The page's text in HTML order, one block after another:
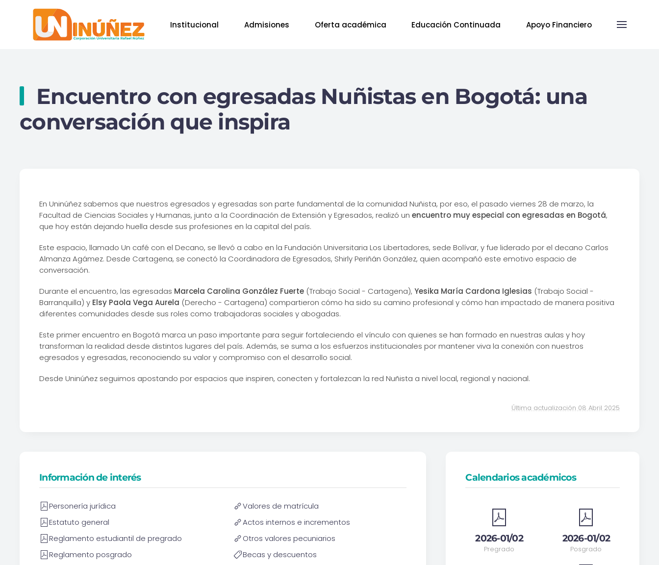
Skip to main content Institucional Admisiones Oferta académica Educación Continuada Apoyo Financiero
Encuentro con egresadas Nuñistas en Bogotá: una
conversación que inspira
En Uninúñez sabemos que nuestros egresados y egresadas son parte fundamental de la comunidad Nuñista, por eso, el pasado viernes 28 de marzo, la
Facultad de Ciencias Sociales y Humanas, junto a la Coordinación de Extensión y Egresados, realizó un encuentro muy especial con egresadas en Bogotá,
que hoy están dejando huella desde sus profesiones en la capital del país.
Este espacio, llamado Un café con el Decano, se llevó a cabo en la Fundación Universitaria Los Libertadores, sede Bolívar, y fue liderado por el decano Carlos
Almanza Agámez. Desde Cartagena, se conectó la Coordinadora de Egresados, Shirly Periñán González, quien acompañó este emotivo espacio de
conversación.
Durante el encuentro, las egresadas Marcela Carolina González Fuerte (Trabajo Social - Cartagena), Yesika María Cardona Iglesias (Trabajo Social -
Barranquilla) y Elsy Paola Vega Aurela (Derecho - Cartagena) compartieron cómo ha sido su camino profesional y cómo han impactado de manera positiva
diferentes comunidades desde sus roles como trabajadoras sociales y abogadas.
Este primer encuentro en Bogotá marca un paso importante para seguir fortaleciendo el vínculo con quienes se han formado en nuestras aulas y hoy
transforman la realidad desde distintos lugares del país. Además, se suma a los esfuerzos institucionales por mantener viva la conexión con nuestros
egresados y egresadas, reconociendo su valor y compromiso con el desarrollo social.
Desde Uninúñez seguimos apostando por espacios que inspiren, conecten y fortalezcan la red Nuñista a nivel local, regional y nacional.
Última actualización 08 Abril 2025
Información de interés
Personería jurídica
Estatuto general
Reglamento estudiantil de pregrado
Reglamento posgrado
Valores de matrícula
Actos internos e incrementos
Otros valores pecuniarios
Becas y descuentos
Calendarios académicos
2026-01/02
Pregrado
2026-01/02
Posgrado